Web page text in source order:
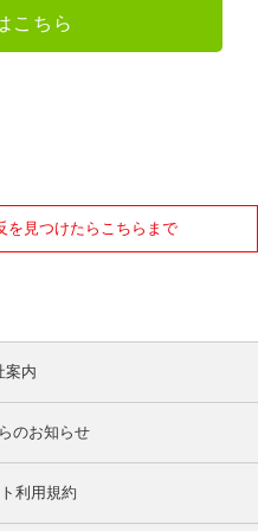
こちら
を見つけたらこちらまで
案内
のお知らせ
利用規約